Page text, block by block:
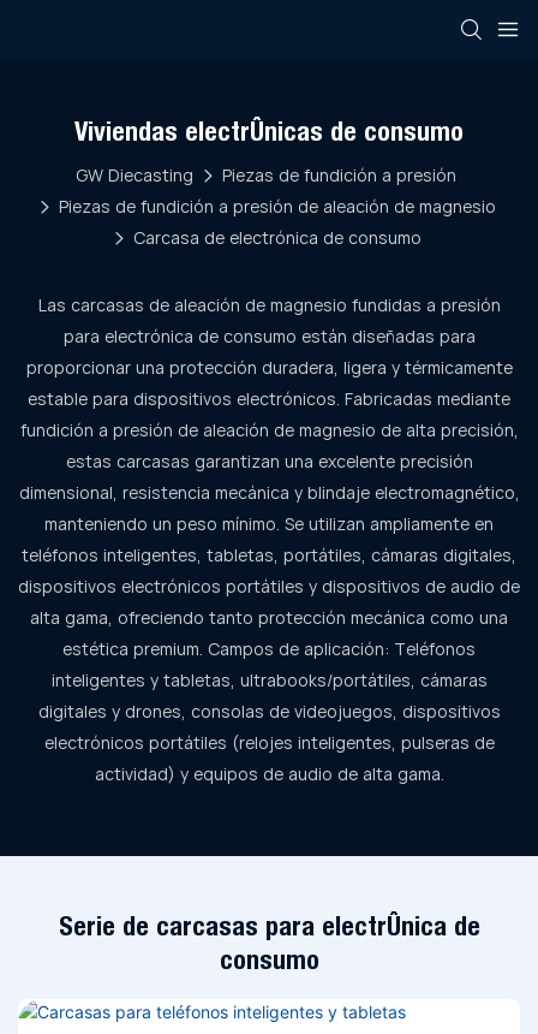
Viviendas electrónicas de consumo
GW Diecasting
Piezas de fundición a presión
Piezas de fundición a presión de aleación de magnesio
Carcasa de electrónica de consumo
Las carcasas de aleación de magnesio fundidas a presión
para electrónica de consumo están diseñadas para
proporcionar una protección duradera, ligera y térmicamente
estable para dispositivos electrónicos. Fabricadas mediante
fundición a presión de aleación de magnesio de alta precisión,
estas carcasas garantizan una excelente precisión
dimensional, resistencia mecánica y blindaje electromagnético,
manteniendo un peso mínimo. Se utilizan ampliamente en
teléfonos inteligentes, tabletas, portátiles, cámaras digitales,
dispositivos electrónicos portátiles y dispositivos de audio de
alta gama, ofreciendo tanto protección mecánica como una
estética premium. Campos de aplicación: Teléfonos
inteligentes y tabletas, ultrabooks/portátiles, cámaras
digitales y drones, consolas de videojuegos, dispositivos
electrónicos portátiles (relojes inteligentes, pulseras de
actividad) y equipos de audio de alta gama.
Serie de carcasas para electrónica de
consumo